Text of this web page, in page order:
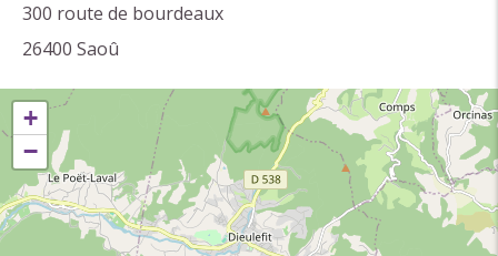
300 route de bourdeaux
26400 Saoû
+
−